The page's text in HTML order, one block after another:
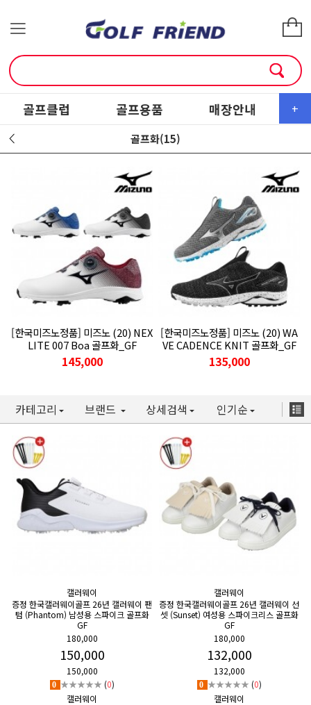
+
골프클럽 골프용품 매장안내 소
골프화(15)
[한국미즈노정품] 미즈노 (20) NEX
LITE 007 Boa 골프화_GF
145,000
[한국미즈노정품] 미즈노 (20) WA
VE CADENCE KNIT 골프화_GF
135,000
카테고리 브랜드 상세검색 인기순
캘러웨이
증정 한국캘러웨이골프 26년 캘러웨이 팬
텀 (Phantom) 남성용 스파이크 골프화
GF
180,000
150,000
150,000
0 ★★★★★ (0)
캘러웨이
캘러웨이
증정 한국캘러웨이골프 26년 캘러웨이 선
셋 (Sunset) 여성용 스파이크리스 골프화
GF
180,000
132,000
132,000
0 ★★★★★ (0)
캘러웨이